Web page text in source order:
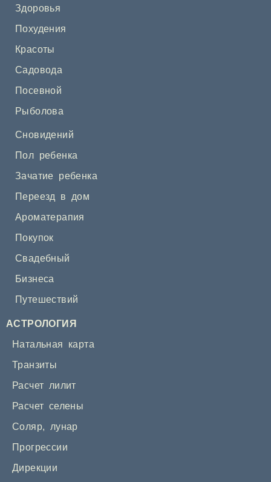
Здоровья
Похудения
Красоты
Садовода
Посевной
Рыболова
Сновидений
Пол ребенка
Зачатие ребенка
Переезд в дом
Ароматерапия
Покупок
Свадебный
Бизнеса
Путешествий
АСТРОЛОГИЯ
Натальная карта
Транзиты
Расчет лилит
Расчет селены
Соляр, лунар
Прогрессии
Дирекции